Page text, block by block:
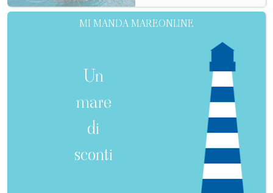
MI MANDA MAREONLINE
Un
mare
di
sconti